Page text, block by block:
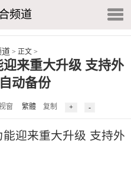
频道
道 > 正文 >
来重大升级 支持外
动备份
窗 繁體 复制
迎来重大升级 支持外